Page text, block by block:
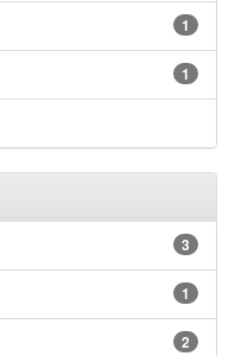
1
1
3
1
2